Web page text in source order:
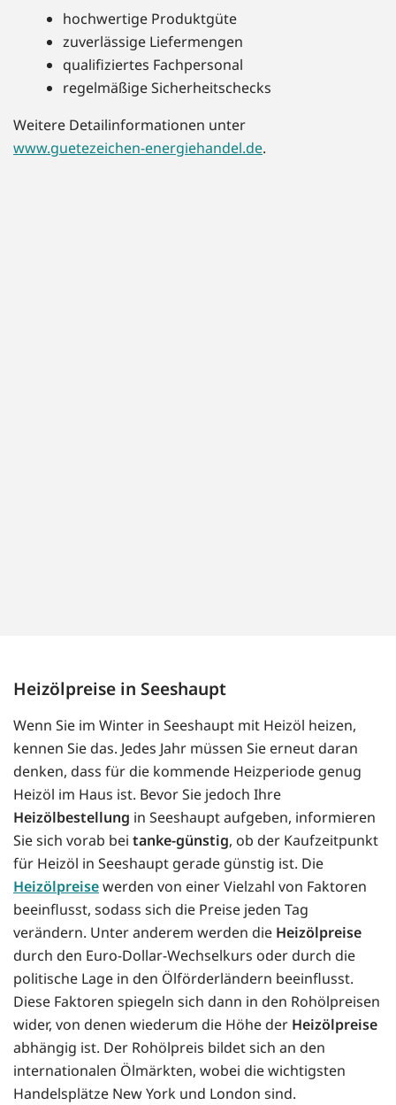
hochwertige Produktgüte
zuverlässige Liefermengen
qualifiziertes Fachpersonal
regelmäßige Sicherheitschecks
Weitere Detailinformationen unter
www.guetezeichen-energiehandel.de.
Heizölpreise in Seeshaupt
Wenn Sie im Winter in Seeshaupt mit Heizöl heizen,
kennen Sie das. Jedes Jahr müssen Sie erneut daran
denken, dass für die kommende Heizperiode genug
Heizöl im Haus ist. Bevor Sie jedoch Ihre
Heizölbestellung in Seeshaupt aufgeben, informieren
Sie sich vorab bei tanke-günstig, ob der Kaufzeitpunkt
für Heizöl in Seeshaupt gerade günstig ist. Die
Heizölpreisewerden von einer Vielzahl von Faktoren
beeinflusst, sodass sich die Preise jeden Tag
verändern. Unter anderem werden die Heizölpreise
durch den Euro-Dollar-Wechselkurs oder durch die
politische Lage in den Ölförderländern beeinflusst.
Diese Faktoren spiegeln sich dann in den Rohölpreisen
wider, von denen wiederum die Höhe der Heizölpreise
abhängig ist. Der Rohölpreis bildet sich an den
internationalen Ölmärkten, wobei die wichtigsten
Handelsplätze New York und London sind.